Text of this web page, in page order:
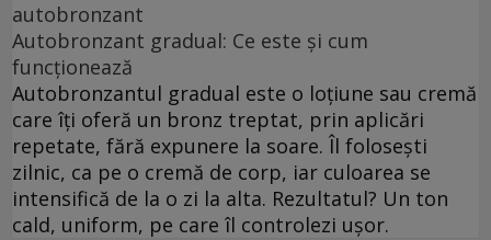
autobronzant
Autobronzant gradual: Ce este și cum
funcționează
Autobronzantul gradual este o loțiune sau cremă
care îți oferă un bronz treptat, prin aplicări
repetate, fără expunere la soare. Îl folosești
zilnic, ca pe o cremă de corp, iar culoarea se
intensifică de la o zi la alta. Rezultatul? Un ton
cald, uniform, pe care îl controlezi ușor.